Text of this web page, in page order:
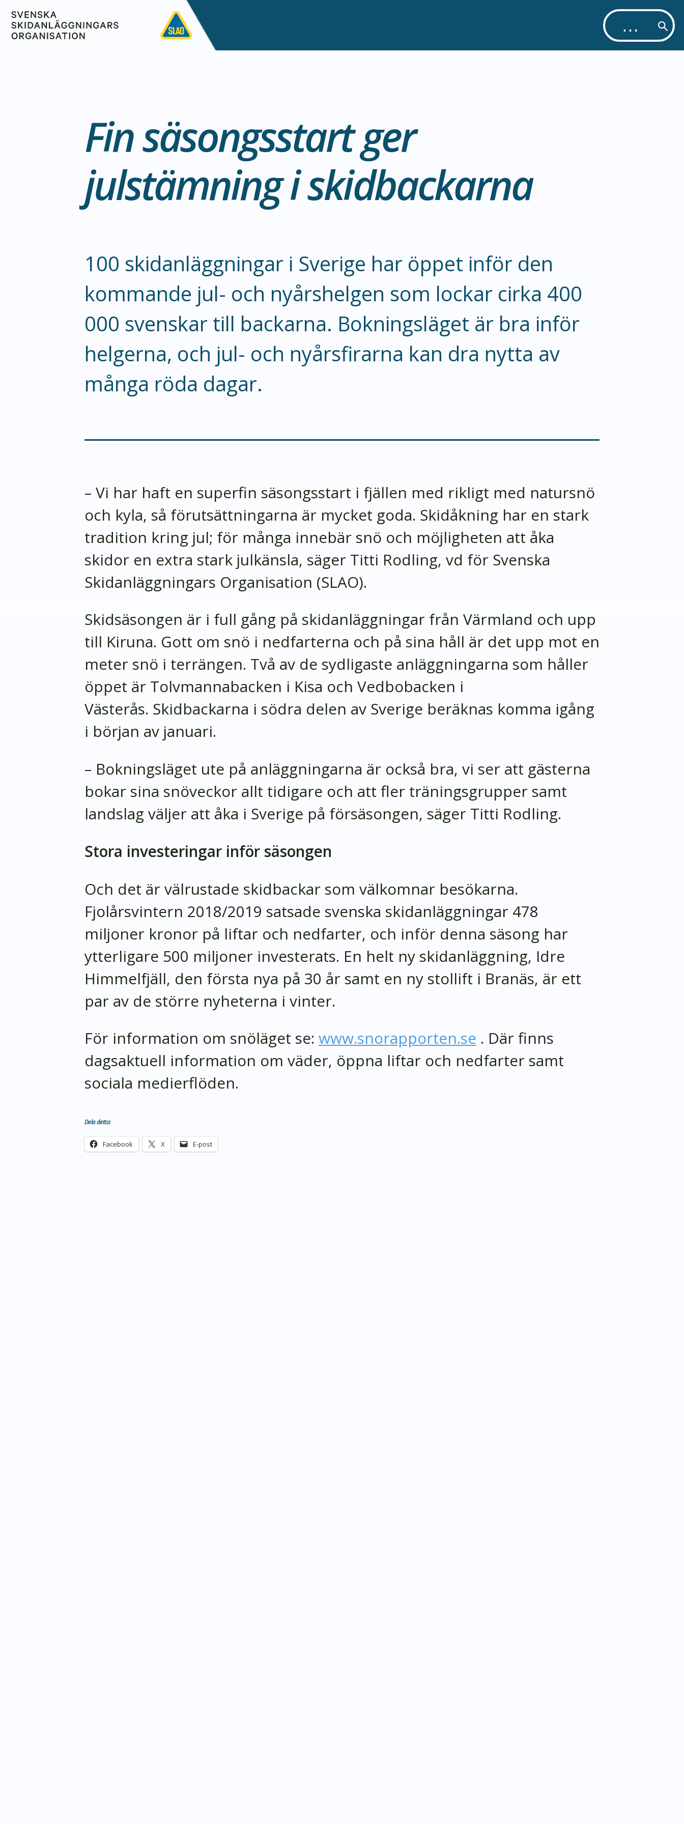
Fin säsongsstart ger
julstämning i skidbackarna
100 skidanläggningar i Sverige har öppet inför den
kommande jul- och nyårshelgen som lockar cirka 400
000 svenskar till backarna. Bokningsläget är bra inför
helgerna, och jul- och nyårsfirarna kan dra nytta av
många röda dagar.
– Vi har haft en superfin säsongsstart i fjällen med rikligt med natursnö
och kyla, så förutsättningarna är mycket goda. Skidåkning har en stark
tradition kring jul; för många innebär snö och möjligheten att åka
skidor en extra stark julkänsla, säger Titti Rodling, vd för Svenska
Skidanläggningars Organisation (SLAO).
Skidsäsongen är i full gång på skidanläggningar från Värmland och upp
till Kiruna. Gott om snö i nedfarterna och på sina håll är det upp mot en
meter snö i terrängen. Två av de sydligaste anläggningarna som håller
öppet är Tolvmannabacken i Kisa och Vedbobacken i
Västerås. Skidbackarna i södra delen av Sverige beräknas komma igång
i början av januari.
– Bokningsläget ute på anläggningarna är också bra, vi ser att gästerna
bokar sina snöveckor allt tidigare och att fler träningsgrupper samt
landslag väljer att åka i Sverige på försäsongen, säger Titti Rodling.
Stora investeringar inför säsongen
Och det är välrustade skidbackar som välkomnar besökarna.
Fjolårsvintern 2018/2019 satsade svenska skidanläggningar 478
miljoner kronor på liftar och nedfarter, och inför denna säsong har
ytterligare 500 miljoner investerats. En helt ny skidanläggning, Idre
Himmelfjäll, den första nya på 30 år samt en ny stollift i Branäs, är ett
par av de större nyheterna i vinter.
För information om snöläget se: www.snorapporten.se . Där finns
dagsaktuell information om väder, öppna liftar och nedfarter samt
sociala medierflöden.
Dela detta:
Facebook X E-post